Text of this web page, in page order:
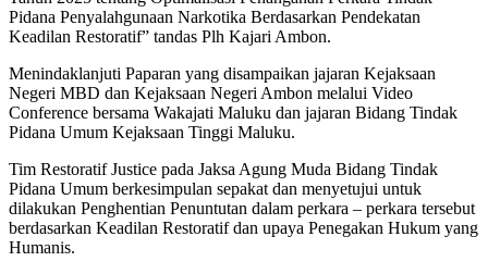
Pidana Penyalahgunaan Narkotika Berdasarkan Pendekatan
Keadilan Restoratif” tandas Plh Kajari Ambon.
Menindaklanjuti Paparan yang disampaikan jajaran Kejaksaan
Negeri MBD dan Kejaksaan Negeri Ambon melalui Video
Conference bersama Wakajati Maluku dan jajaran Bidang Tindak
Pidana Umum Kejaksaan Tinggi Maluku.
Tim Restoratif Justice pada Jaksa Agung Muda Bidang Tindak
Pidana Umum berkesimpulan sepakat dan menyetujui untuk
dilakukan Penghentian Penuntutan dalam perkara – perkara tersebut
berdasarkan Keadilan Restoratif dan upaya Penegakan Hukum yang
Humanis.